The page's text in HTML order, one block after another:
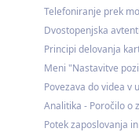
Telefoniranje prek
Dvostopenjska
Principi delovanja
Meni "Nastavitve
Povezava do videa v
Analitika - Poročilo o
Potek zaposlovanja